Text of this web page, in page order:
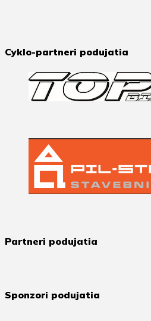
Cyklo-partneri podujatia
Partneri podujatia
Sponzori podujatia